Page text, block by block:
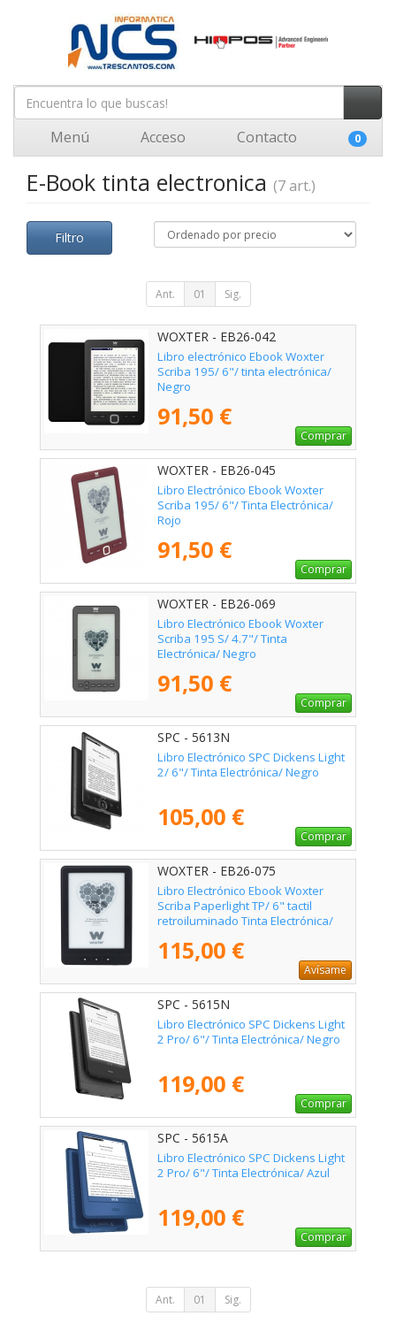
Menú Acceso Contacto 0
E-Book tinta electronica (7 art.)
Filtro
Ant. 01 Sig.
WOXTER - EB26-042
Libro electrónico Ebook Woxter
Scriba 195/ 6"/ tinta electrónica/
Negro
91,50 €
Comprar
WOXTER - EB26-045
Libro Electrónico Ebook Woxter
Scriba 195/ 6"/ Tinta Electrónica/
Rojo
91,50 €
Comprar
WOXTER - EB26-069
Libro Electrónico Ebook Woxter
Scriba 195 S/ 4.7"/ Tinta
Electrónica/ Negro
91,50 €
Comprar
SPC - 5613N
Libro Electrónico SPC Dickens Light
2/ 6"/ Tinta Electrónica/ Negro
105,00 €
Comprar
WOXTER - EB26-075
Libro Electrónico Ebook Woxter
Scriba Paperlight TP/ 6" tactil
retroiluminado Tinta Electrónica/
115,00 €
Avísame
SPC - 5615N
Libro Electrónico SPC Dickens Light
2 Pro/ 6"/ Tinta Electrónica/ Negro
119,00 €
Comprar
SPC - 5615A
Libro Electrónico SPC Dickens Light
2 Pro/ 6"/ Tinta Electrónica/ Azul
119,00 €
Comprar
Ant. 01 Sig.